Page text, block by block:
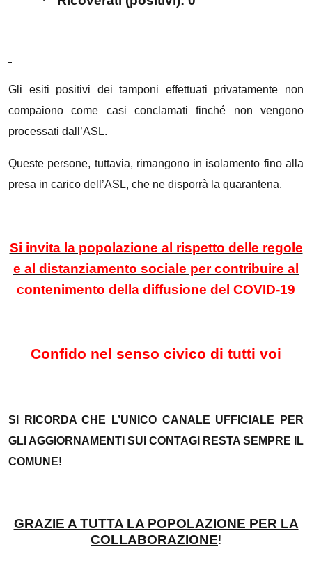
Gli esiti positivi dei tamponi effettuati privatamente non
compaiono come casi conclamati finché non vengono
processati dall’ASL.
Queste persone, tuttavia, rimangono in isolamento fino alla
presa in carico dell’ASL, che ne disporrà la quarantena.
Si invita la popolazione al rispetto delle regole
e al distanziamento sociale per contribuire al
contenimento della diffusione del COVID-19
Confido nel senso civico di tutti voi
SI RICORDA CHE L’UNICO CANALE UFFICIALE PER
GLI AGGIORNAMENTI SUI CONTAGI RESTA SEMPRE IL
COMUNE!
GRAZIE A TUTTA LA POPOLAZIONE PER LA
COLLABORAZIONE!